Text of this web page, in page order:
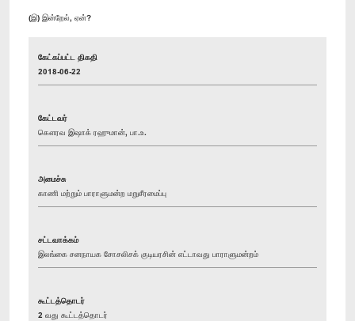
(இ) இன்றேல், ஏன்?
கேட்கப்பட்ட திகதி
2018-06-22
கேட்டவர்
கௌரவ இஷாக் ரஹுமான், பா.உ.
அமைச்சு
காணி மற்றும் பாராளுமன்ற மறுசீரமைப்பு
சட்டவாக்கம்
இலங்கை சனநாயக சோசலிசக் குடியரசின் எட்டாவது பாராளுமன்றம்
கூட்டத்தொடர்
2 வது கூட்டத்தொடர்